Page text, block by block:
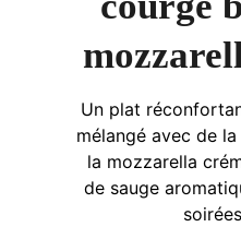
Un plat
mélangé avec de
la mozzarella
de sauge